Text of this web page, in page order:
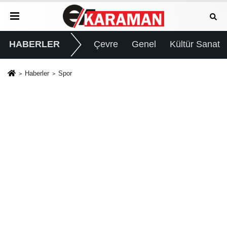
HABERLER Çevre Genel Kültür Sanat
Haberler Spor